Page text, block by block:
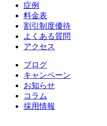
症例
料金表
割引制度優待
よくある質問
アクセス
ブログ
キャンペーン
お知らせ
コラム
採用情報